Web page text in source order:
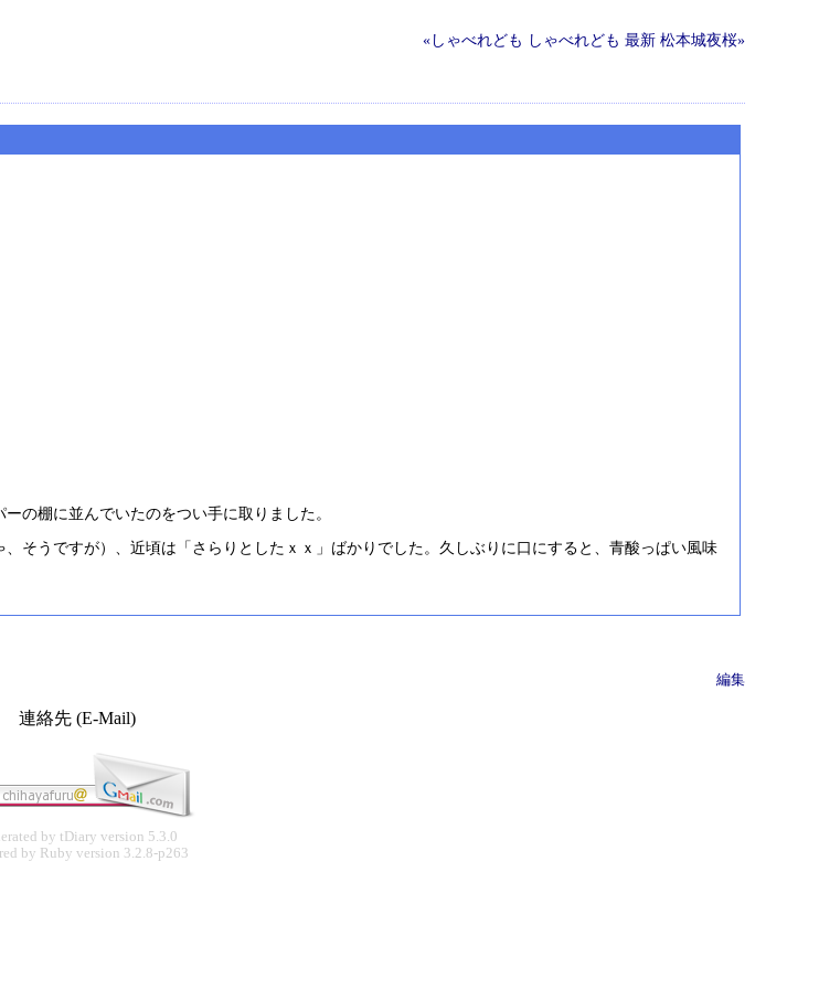
«しゃべれども しゃべれども 最新 松本城夜桜»
の棚に並んでいたのをつい手に取りました。
そうですが）、近頃は「さらりとしたｘｘ」ばかりでした。久しぶりに口にすると、青酸っぱい風味
編集
連絡先 (E-Mail)
by tDiary version 5.3.0
by Ruby version 3.2.8-p263